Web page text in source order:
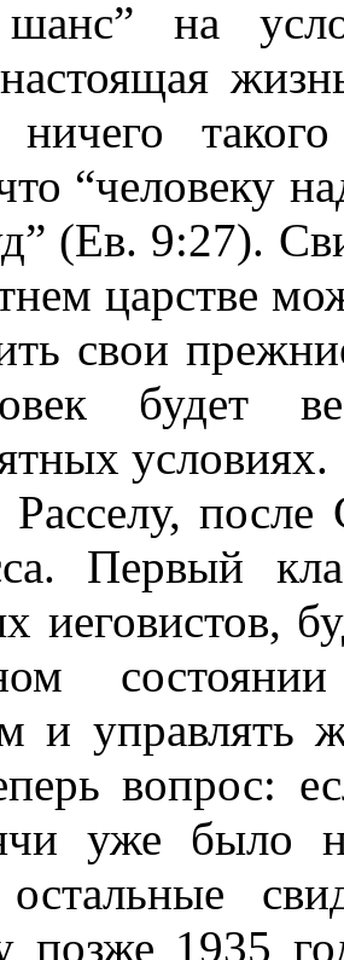
шанс” на
ничего
“человеку
(Ев. 9:27).
царстве
свои
будет
условиях.
Расселу,
Первый
иеговистов,
и управлять
вопрос:
уже было
позже 1935